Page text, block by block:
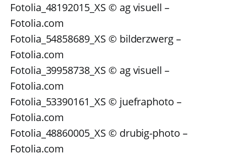
Fotolia_48192015_XS © ag visuell –
Fotolia.com
Fotolia_54858689_XS © bilderzwerg –
Fotolia.com
Fotolia_39958738_XS © ag visuell –
Fotolia.com
Fotolia_53390161_XS © juefraphoto –
Fotolia.com
Fotolia_48860005_XS © drubig-photo –
Fotolia.com